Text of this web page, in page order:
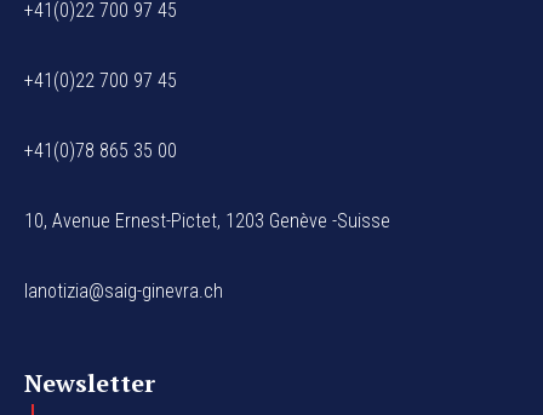
+41(0)22 700 97 45
+41(0)22 700 97 45
+41(0)78 865 35 00
10, Avenue Ernest-Pictet, 1203 Genève -Suisse
lanotizia@saig-ginevra.ch
Newsletter